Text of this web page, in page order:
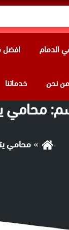
الدمام افضل
من نحن خدماتنا
محامي
محامي